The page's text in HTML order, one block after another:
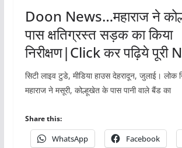
Doon News…महाराज ने
पास क्षतिग्रस्त सड़क का किया
निरीक्षण|Click कर पढ़िये पूरी
सिटी लाइव टुडे, मीडिया हाउस देहरादून, जुलाई। लोक
महाराज ने मसूरी, कोल्हूखेत के पास पानी वाले बैंड का
Share this:
WhatsApp Facebook